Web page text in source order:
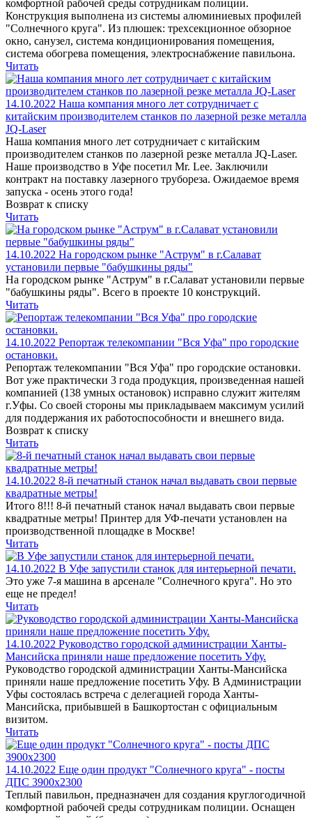
комфортной рабочей среды сотрудникам полиции.
Конструкция выполнена из системы алюминиевых профилей
"Солнечного круга". Из плюшек: трехсекционное обзорное
окно, санузел, система кондиционирования помещения,
система обогрева помещения, электроснабжение павильона.
Читать
14.10.2022 Наша компания много лет сотрудничает с
китайским производителем станков по лазерной резке металла
JQ-Laser
Наша компания много лет сотрудничает с китайским
производителем станков по лазерной резке металла JQ-Laser.
Наше производство в Уфе посетил Mr. Lee. Заключили
контракт на поставку лазерного трубореза. Ожидаемое время
запуска - осень этого года!
Возврат к списку
Читать
14.10.2022 На городском рынке "Аструм" в г.Салават
установили первые "бабушкины ряды"
На городском рынке "Аструм" в г.Салават установили первые
"бабушкины ряды". Всего в проекте 10 конструкций.
Читать
14.10.2022 Репортаж телекомпании "Вся Уфа" про городские
остановки.
Репортаж телекомпании "Вся Уфа" про городские остановки.
Вот уже практически 3 года продукция, произведенная нашей
компанией (138 умных остановок) исправно служит жителям
г.Уфы. Со своей стороны мы прикладываем максимум усилий
для поддержания их работоспособности и внешнего вида.
Возврат к списку
Читать
14.10.2022 8-й печатный станок начал выдавать свои первые
квадратные метры!
Итого 8!!! 8-й печатный станок начал выдавать свои первые
квадратные метры! Принтер для УФ-печати установлен на
производственной площадке в Москве!
Читать
14.10.2022 В Уфе запустили станок для интерьерной печати.
Это уже 7-я машина в арсенале "Солнечного круга". Но это
еще не предел!
Читать
14.10.2022 Руководство городской администрации Ханты-
Мансийска приняли наше предложение посетить Уфу.
Руководство городской администрации Ханты-Мансийска
приняли наше предложение посетить Уфу. В Администрации
Уфы состоялась встреча с делегацией города Ханты-
Мансийска, прибывшей в Башкортостан с официальным
визитом.
Читать
14.10.2022 Еще один продукт "Солнечного круга" - посты
ДПС 3900х2300
Теплый павильон, предназначен для создания круглогодичной
комфортной рабочей среды сотрудникам полиции. Оснащен